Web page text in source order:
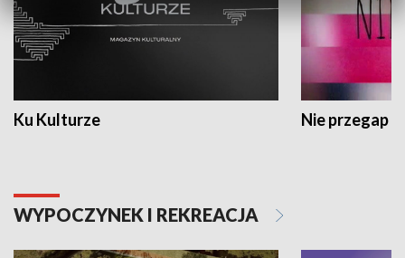
Ku Kulturze Nie przegap
WYPOCZYNEK I REKREACJA